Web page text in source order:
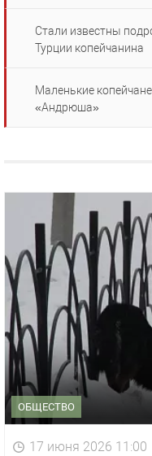
Стали известны
Турции копейчанина
Маленькие
«Андрюша»
ОБЩЕСТВО
17 июня 2026 11:00